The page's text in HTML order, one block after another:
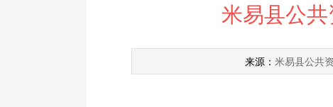
米易县公共
来源： 米易县公共